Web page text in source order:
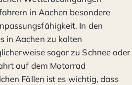
in Aachen besondere
In den
in Aachen zu kalten
sogar zu Schnee oder
auf dem Motorrad
Fällen ist es wichtig, dass